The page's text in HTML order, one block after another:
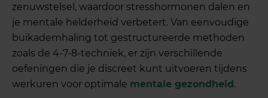
zenuwstelsel, waardoor stresshormonen dalen en
je mentale helderheid verbetert. Van eenvoudige
buikademhaling tot gestructureerde methoden
zoals de 4-7-8-techniek, er zijn verschillende
oefeningen die je discreet kunt uitvoeren tijdens
werkuren voor optimale mentale gezondheid.